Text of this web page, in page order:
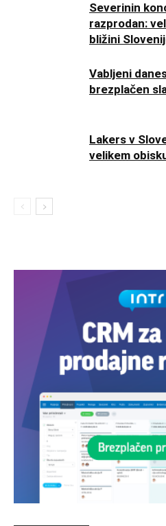
Severinin
razprodan:
bližini
Vabljeni
brezplačen
Lakers v
velikem